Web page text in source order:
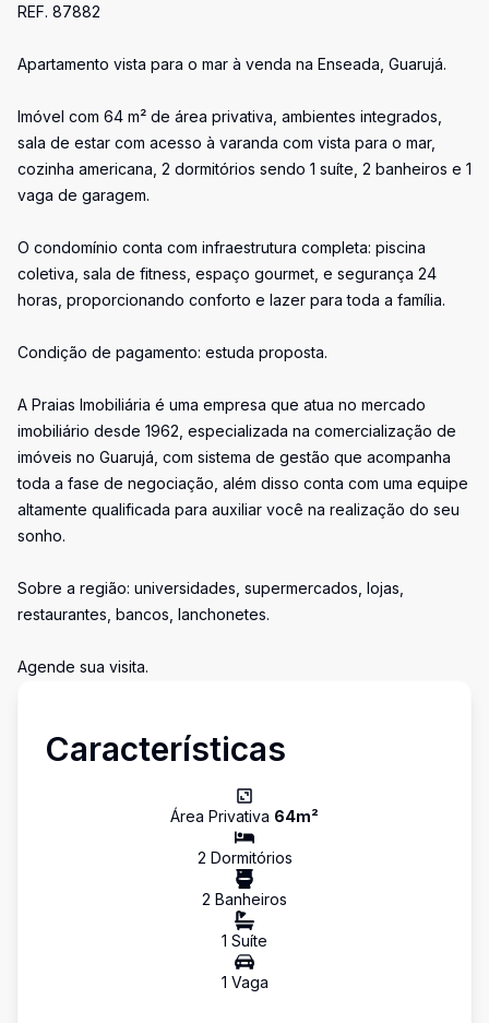
REF. 87882
Apartamento vista para o mar à venda na Enseada, Guarujá.
Imóvel com 64 m² de área privativa, ambientes integrados,
sala de estar com acesso à varanda com vista para o mar,
cozinha americana, 2 dormitórios sendo 1 suíte, 2 banheiros e 1
vaga de garagem.
O condomínio conta com infraestrutura completa: piscina
coletiva, sala de fitness, espaço gourmet, e segurança 24
horas, proporcionando conforto e lazer para toda a família.
Condição de pagamento: estuda proposta.
A Praias Imobiliária é uma empresa que atua no mercado
imobiliário desde 1962, especializada na comercialização de
imóveis no Guarujá, com sistema de gestão que acompanha
toda a fase de negociação, além disso conta com uma equipe
altamente qualificada para auxiliar você na realização do seu
sonho.
Sobre a região: universidades, supermercados, lojas,
restaurantes, bancos, lanchonetes.
Agende sua visita.
Características
Área Privativa 64m²
2 Dormitórios
2 Banheiros
1 Suíte
1 Vaga